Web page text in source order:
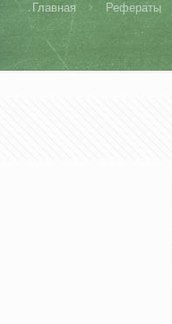
Главная Рефераты